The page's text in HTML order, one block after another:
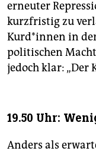
erneuter
kurzfristig zu
Kur­d*in­nen in
politischen
jedoch klar: „Der
19.50 Uhr:
Anders als